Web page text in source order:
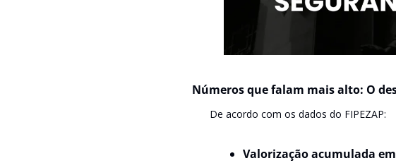
Números que falam mais alto: O
De acordo com os dados do FIPEZAP:
Valorização acumulada